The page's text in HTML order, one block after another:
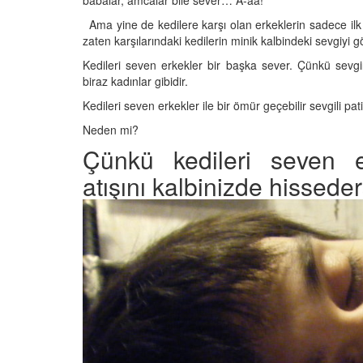
Ama yine de kedilere karşı olan erkeklerin sadece
zaten karşılarındaki kedilerin minik kalbindeki sevgiyi
Kedileri seven erkekler bir başka sever. Çünkü
biraz kadınlar gibidir.
Kedileri seven erkekler ile bir ömür geçebilir sevgili
Neden mi?
Çünkü kedileri seven
atışını kalbinizde
Sahiplerine Ölü
Gerçek Şok
Olunca Gerçekten
Genetik Sırrı:
Renk Gözleri
Evde Kediler İçin
Kedi Oyunları: "Evde
Aktivite"
Kedi Beslenmesi: "Çiğ
Kuru Mama mı?
Eksileri"
11.10.2025
Kedi Psikolojisi:
Kaygısı ve Çözüm
11.10.2025
Kediler Zamanla
Mırlamaya Başladı?
Bakış